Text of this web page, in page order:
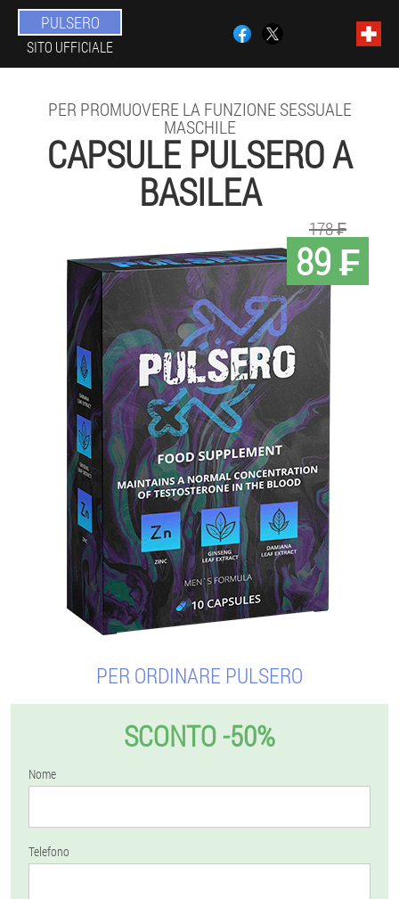
PULSERO
SITO UFFICIALE
PER PROMUOVERE LA FUNZIONE SESSUALE
MASCHILE
CAPSULE PULSERO A
BASILEA
89 ₣
178 ₣
PER ORDINARE PULSERO
SCONTO -50%
Nome
Telefono